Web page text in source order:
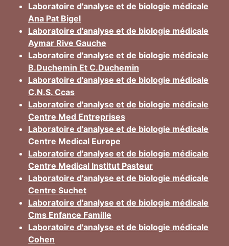
Laboratoire d'analyse et de biologie médicale
Ana Pat Bigel
Laboratoire d'analyse et de biologie médicale
Aymar Rive Gauche
Laboratoire d'analyse et de biologie médicale
B.Duchemin Et C.Duchemin
Laboratoire d'analyse et de biologie médicale
C.N.S. Ccas
Laboratoire d'analyse et de biologie médicale
Centre Med Entreprises
Laboratoire d'analyse et de biologie médicale
Centre Medical Europe
Laboratoire d'analyse et de biologie médicale
Centre Medical Institut Pasteur
Laboratoire d'analyse et de biologie médicale
Centre Suchet
Laboratoire d'analyse et de biologie médicale
Cms Enfance Famille
Laboratoire d'analyse et de biologie médicale
Cohen